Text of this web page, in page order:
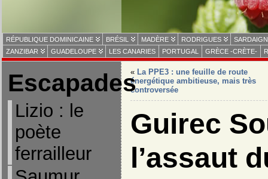
RÉPUBLIQUE DOMINICAINE BRÉSIL MADÈRE RODRIGUES
ZANZIBAR
GUADELOUPE LES CANARIES PORTUGAL GRÈCE -CRÈTE-
Escapades
Lizio : le
poète
ferrailleur
« La PPE3 : une feuille de route
énergétique ambitieuse, mais très
controversée
Guirec
l’assaut